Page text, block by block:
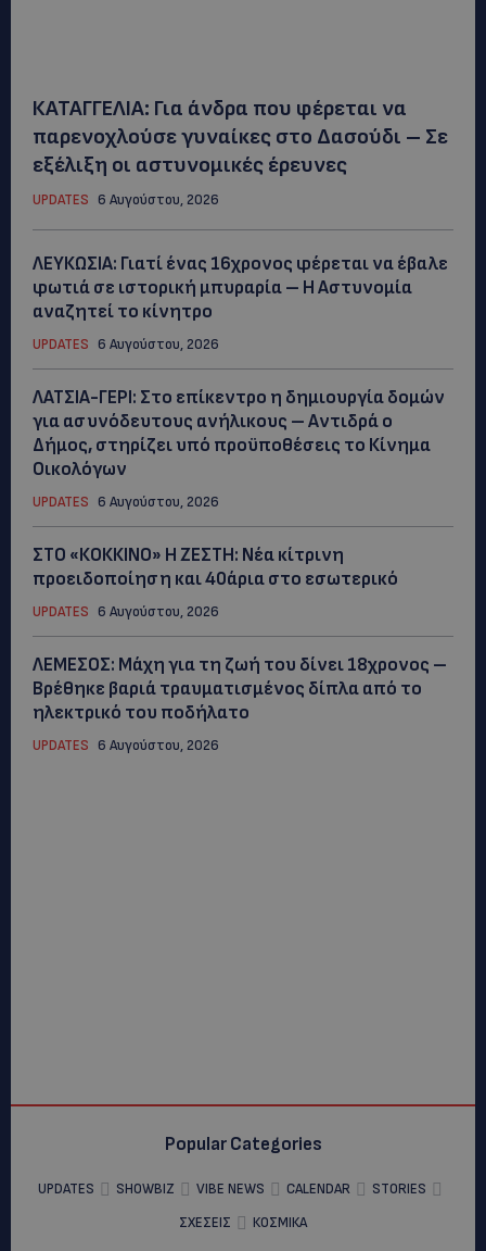
ΚΑΤΑΓΓΕΛΙΑ: Για άνδρα που φέρεται να
παρενοχλούσε γυναίκες στο Δασούδι – Σε
εξέλιξη οι αστυνομικές έρευνες
UPDATES 6 Αυγούστου, 2026
ΛΕΥΚΩΣΙΑ: Γιατί ένας 16χρονος φέρεται να έβαλε
φωτιά σε ιστορική μπυραρία – Η Αστυνομία
αναζητεί το κίνητρο
UPDATES 6 Αυγούστου, 2026
ΛΑΤΣΙΑ-ΓΕΡΙ: Στο επίκεντρο η δημιουργία δομών
για ασυνόδευτους ανήλικους – Αντιδρά ο
Δήμος, στηρίζει υπό προϋποθέσεις το Κίνημα
Οικολόγων
UPDATES 6 Αυγούστου, 2026
ΣΤΟ «ΚΟΚΚΙΝΟ» Η ΖΕΣΤΗ: Νέα κίτρινη
προειδοποίηση και 40άρια στο εσωτερικό
UPDATES 6 Αυγούστου, 2026
ΛΕΜΕΣΟΣ: Μάχη για τη ζωή του δίνει 18χρονος –
Βρέθηκε βαριά τραυματισμένος δίπλα από το
ηλεκτρικό του ποδήλατο
UPDATES 6 Αυγούστου, 2026
Popular Categories
UPDATES SHOWBIZ VIBE NEWS CALENDAR
STORIES
ΣΧΕΣΕΙΣ
ΚΟΣΜΙΚΑ